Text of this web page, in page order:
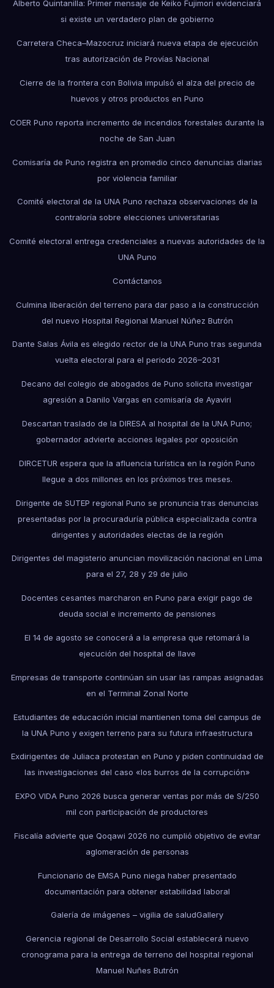
Alberto Quintanilla: Primer mensaje de Keiko Fujimori evidenciará
si existe un verdadero plan de gobierno
Carretera Checa–Mazocruz iniciará nueva etapa de ejecución
tras autorización de Provías Nacional
Cierre de la frontera con Bolivia impulsó el alza del precio de
huevos y otros productos en Puno
COER Puno reporta incremento de incendios forestales durante la
noche de San Juan
Comisaría de Puno registra en promedio cinco denuncias diarias
por violencia familiar
Comité electoral de la UNA Puno rechaza observaciones de la
contraloría sobre elecciones universitarias
Comité electoral entrega credenciales a nuevas autoridades de la
UNA Puno
Contáctanos
Culmina liberación del terreno para dar paso a la construcción
del nuevo Hospital Regional Manuel Núñez Butrón
Dante Salas Ávila es elegido rector de la UNA Puno tras segunda
vuelta electoral para el periodo 2026–2031
Decano del colegio de abogados de Puno solicita investigar
agresión a Danilo Vargas en comisaría de Ayaviri
Descartan traslado de la DIRESA al hospital de la UNA Puno;
gobernador advierte acciones legales por oposición
DIRCETUR espera que la afluencia turística en la región Puno
llegue a dos millones en los próximos tres meses.
Dirigente de SUTEP regional Puno se pronuncia tras denuncias
presentadas por la procuraduría pública especializada contra
dirigentes y autoridades electas de la región
Dirigentes del magisterio anuncian movilización nacional en Lima
para el 27, 28 y 29 de julio
Docentes cesantes marcharon en Puno para exigir pago de
deuda social e incremento de pensiones
El 14 de agosto se conocerá a la empresa que retomará la
ejecución del hospital de Ilave
Empresas de transporte continúan sin usar las rampas asignadas
en el Terminal Zonal Norte
Estudiantes de educación inicial mantienen toma del campus de
la UNA Puno y exigen terreno para su futura infraestructura
Exdirigentes de Juliaca protestan en Puno y piden continuidad de
las investigaciones del caso «los burros de la corrupción»
EXPO VIDA Puno 2026 busca generar ventas por más de S/250
mil con participación de productores
Fiscalía advierte que Qoqawi 2026 no cumplió objetivo de evitar
aglomeración de personas
Funcionario de EMSA Puno niega haber presentado
documentación para obtener estabilidad laboral
Galería de imágenes – vigilia de saludGallery
Gerencia regional de Desarrollo Social establecerá nuevo
cronograma para la entrega de terreno del hospital regional
Manuel Nuñes Butrón